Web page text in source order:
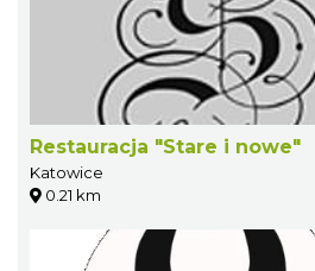
Restauracja "Stare i nowe"
Katowice
0.21 km